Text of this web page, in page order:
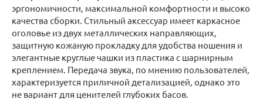
эргономичности, максимальной комфортности и высоко
качества сборки. Стильный аксессуар имеет каркасное
оголовье из двух металлических направляющих,
защитную кожаную прокладку для удобства ношения и
элегантные круглые чашки из пластика с шарнирным
креплением. Передача звука, по мнению пользователей,
характеризуется приличной детализацией, однако это
не вариант для ценителей глубоких басов.